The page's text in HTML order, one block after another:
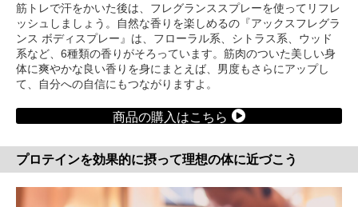
筋トレで汗をかいた後は、フレグランススプレーを使ってリフレ
ッシュしましょう。自然な香りを楽しめるの『アックスフレグラ
ンス ボディスプレー』は、フローラル系、シトラス系、ウッド
系など、6種類の香りがそろっています。筋肉のついた美しい身
体に爽やかな良い香りを身にまとえば、男度もさらにアップし
て、自分への自信にもつながりますよ。
商品の購入はこちら
プロテインを効果的に摂って理想の体に近づこう